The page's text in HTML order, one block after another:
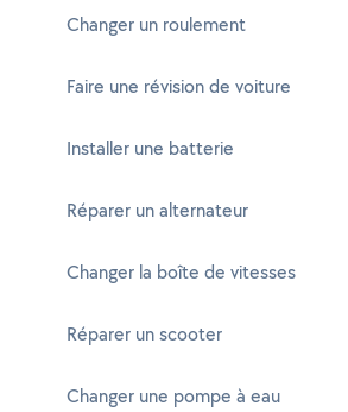
Changer un roulement
Faire une révision de voiture
Installer une batterie
Réparer un alternateur
Changer la boîte de vitesses
Réparer un scooter
Changer une pompe à eau